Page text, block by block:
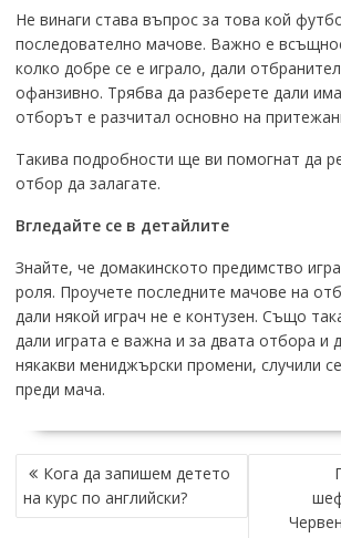
Не винаги става въпрос за това кой
последователно мачове. Важно е
колко добре се е играло, дали
офанзивно. Трябва да разберете дали
отборът е разчитал основно на
Такива подробности ще ви помогнат да
отбор да залагате.
Вгледайте се в детайлите
Знайте, че домакинското предимство
роля. Проучете последните мачове на
дали някой играч не е контузен. Също
дали играта е важна и за двата отбора и
някакви мениджърски промени, случили
преди мача.
НАВИГАЦИЯ
Кога да запишем детето
на курс по английски?